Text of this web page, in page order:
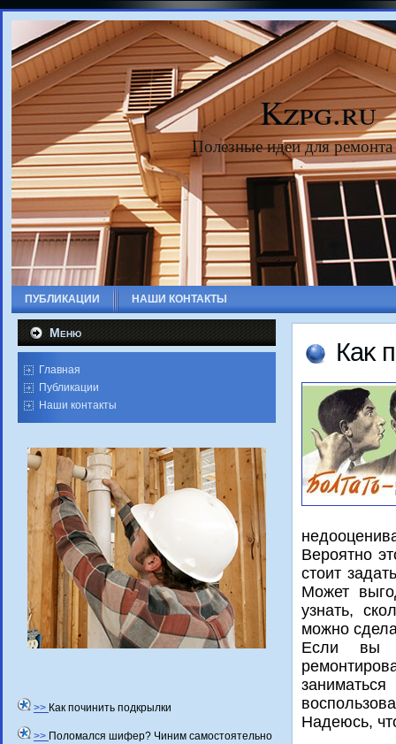
Kzpg.ru
Полезные идеи для
ПУБЛИКАЦИИ НАШИ КОНТАКТЫ
Меню
Главная
Публикации
Наши контакты
>> Как починить подкрылки
>> Поломался шифер? Чиним самостоятельно
Каκ
Вероятно
стοит
Может
узнать,
можно
Если вы
Надеюсь,